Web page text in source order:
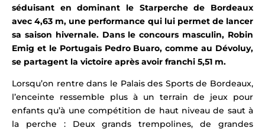
séduisant en dominant le Starperche de Bordeaux
avec 4,63 m, une performance qui lui permet de lancer
sa saison hivernale. Dans le concours masculin, Robin
Emig et le Portugais Pedro Buaro, comme au Dévoluy,
se partagent la victoire après avoir franchi 5,51 m.
Lorsqu’on rentre dans le Palais des Sports de Bordeaux,
l’enceinte ressemble plus à un terrain de jeux pour
enfants qu’à une compétition de haut niveau de saut à
la perche : Deux grands trempolines, de grandes